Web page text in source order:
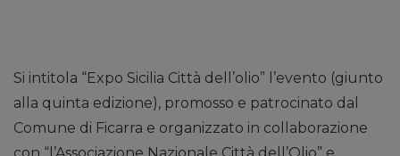
Si intitola “Expo Sicilia Città dell’olio” l’evento (giunto
alla quinta edizione), promosso e patrocinato dal
Comune di Ficarra e organizzato in collaborazione